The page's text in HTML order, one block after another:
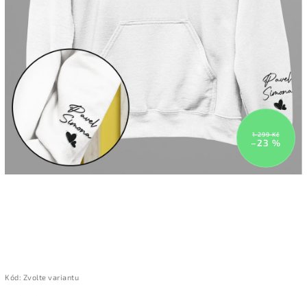
1 299 Kč
–23 %
Kód: Zvolte variantu